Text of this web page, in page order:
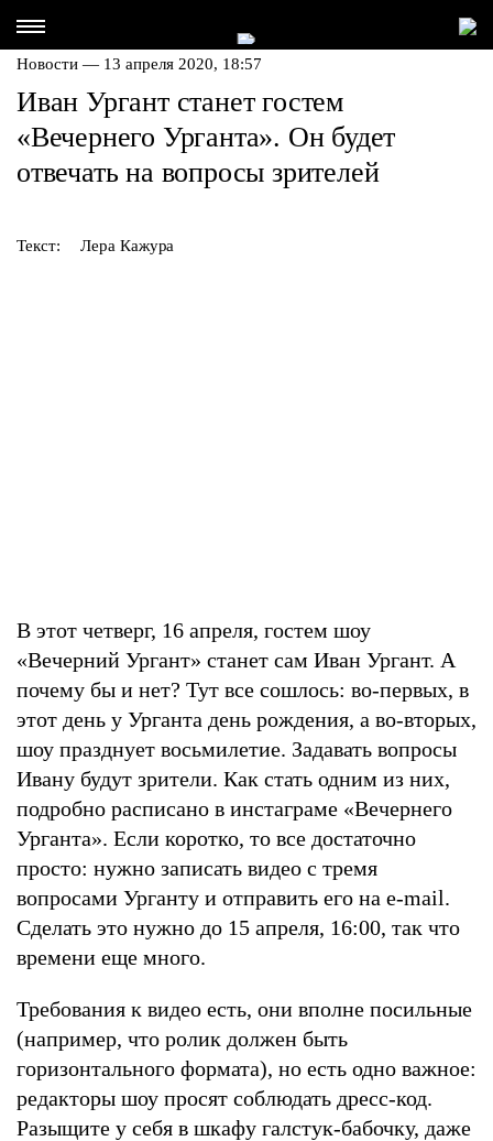
Новости — 13 апреля 2020, 18:57
Иван Ургант станет гостем
«Вечернего Урганта». Он будет
отвечать на вопросы зрителей
Текст: Лера Кажура
В этот четверг, 16 апреля, гостем шоу
«Вечерний Ургант» станет сам Иван Ургант. А
почему бы и нет? Тут все сошлось: во-первых, в
этот день у Урганта день рождения, а во-вторых,
шоу празднует восьмилетие. Задавать вопросы
Ивану будут зрители. Как стать одним из них,
подробно расписано в инстаграме «Вечернего
Урганта». Если коротко, то все достаточно
просто: нужно записать видео с тремя
вопросами Урганту и отправить его на e-mail.
Сделать это нужно до 15 апреля, 16:00, так что
времени еще много.
Требования к видео есть, они вполне посильные
(например, что ролик должен быть
горизонтального формата), но есть одно важное:
редакторы шоу просят соблюдать дресс-код.
Разыщите у себя в шкафу галстук-бабочку, даже